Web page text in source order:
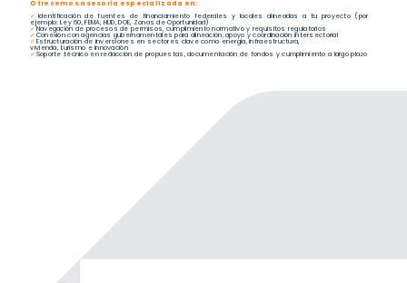
Ofrecemos asesoría especializada en:
✓ Identificación de fuentes de financiamiento federales y locales alineadas a tu proyecto (por
ejemplo: Ley 60, FEMA, HUD, DOE, Zonas de Oportunidad)
✓Navegación de procesos de permisos, cumplimiento normativo y requisitos regulatorios
✓ Conexión con agencias gubernamentales para alineación, apoyo y coordinación intersectorial
✓ Estructuración de inversiones en sectores clave como energía, infraestructura,
vivienda, turismo e innovación
✓ Soporte técnico en redacción de propuestas, documentación de fondos y cumplimiento a largo plazo